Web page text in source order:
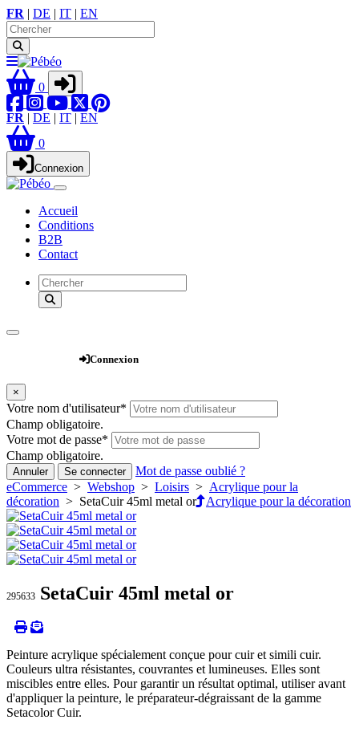
FR | DE | IT | EN
0
FR | DE | IT | EN
0
Connexion
Accueil
Conditions
B2B
Contact
Connexion
×
Votre nom d'utilisateur*
Champ obligatoire.
Votre mot de passe*
Champ obligatoire.
Annuler Se connecter
Mot de passe oublié ?
eCommerce > Webshop > Loisirs > Acrylique pour la
décoration > SetaCuir 45ml metal or Acrylique pour la décoration
295633 SetaCuir 45ml metal or
Peinture acrylique spécialement conçue pour cuir et simili cuir.
Couleurs ultra résistantes, couvrantes et lumineuses. Elles sont
miscibles entre elles. Pour garantir un résultat optimal, utiliser avant
d'appliquer la peinture, le préparateur-dégraissant de la gamme
Setacolor Cuir.